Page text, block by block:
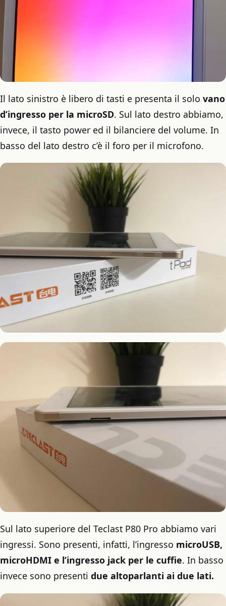
Il lato sinistro è libero di tasti e presenta il solo vano
d’ingresso per la microSD. Sul lato destro abbiamo,
invece, il tasto power ed il bilanciere del volume. In
basso del lato destro c’è il foro per il microfono.
Sul lato superiore del Teclast P80 Pro abbiamo vari
ingressi. Sono presenti, infatti, l’ingresso microUSB,
microHDMI e l’ingresso jack per le cuffie. In basso
invece sono presenti due altoparlanti ai due lati.